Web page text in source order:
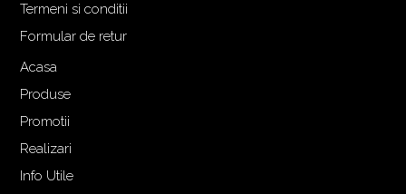
Termeni si conditii
Formular de retur
Acasa
Produse
Promotii
Realizari
Info Utile